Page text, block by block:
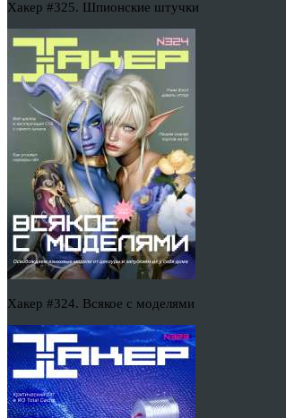
Хакер #325. Шпионские штучки
Хакер #324. Всякое с моделями